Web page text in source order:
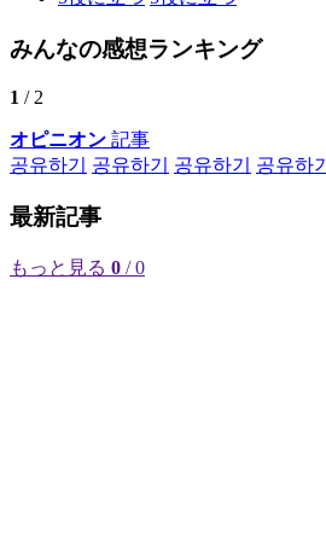
みんなの感想ランキング
1 / 2
オピニオン 記事
공유하기
공유하기 공유하기 공유하기
最新記事
もっと見る 0 / 0